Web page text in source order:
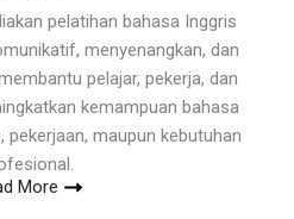
pelatihan bahasa Inggris
menyenangkan, dan
pelajar, pekerja, dan
kemampuan bahasa
pekerjaan, maupun kebutuhan
More